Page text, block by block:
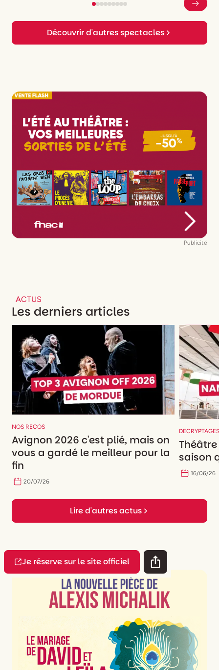
Découvrir d'autres spectacles
Publicité
ACTUS
Les derniers articles
NOS RECOS
Avignon 2026 c'est plié, mais on
vous a gardé le meilleur pour la
fin
20/07/26
saison
16/06/26
Lire d'autres actus
Je réserve sur le site officiel